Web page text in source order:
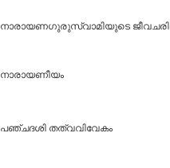
നാരായണഗുരുസ്വാമിയുടെ
നാരായണീയം
പഞ്ചദശി തത്വവിവേകം